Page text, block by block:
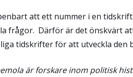
att ett nummer i en
frågor. Därför är det önskvärt
tidskrifter för att utveckla den
är forskare inom politisk